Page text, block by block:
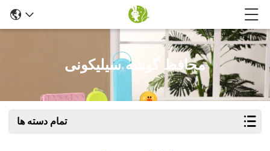
محافظ گوشه سیلیکونی
تمام دسته ها